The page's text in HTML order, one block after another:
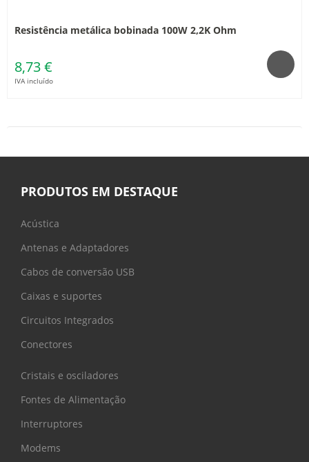
Resistência metálica bobinada 100W 2,2K Ohm
8,73 €
IVA incluído
PRODUTOS EM DESTAQUE
Acústica
Antenas e Adaptadores
Cabos de conversão USB
Caixas e suportes
Circuitos Integrados
Conectores
Cristais e osciladores
Fontes de Alimentação
Interruptores
Modems